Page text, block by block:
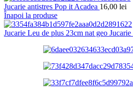
Jucarie antistres Pop it Acadea 16,00 lei
Înapoi la produse
Jucarie Leu de plus 23cm nat geo Jucarie